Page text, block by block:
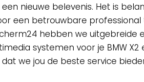
nieuwe belevenis. Het is
een betrouwbare professional
hebben we uitgebreide
systemen voor je BMW X2
we jou de beste service